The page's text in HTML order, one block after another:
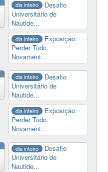
dia inteiro
Desafio
Universitário de
Nautide...
dia inteiro
Exposição:
Perder Tudo.
Novament...
dia inteiro
Desafio
Universitário de
Nautide...
dia inteiro
Exposição:
Perder Tudo.
Novament...
dia inteiro
Desafio
Universitário de
Nautide...